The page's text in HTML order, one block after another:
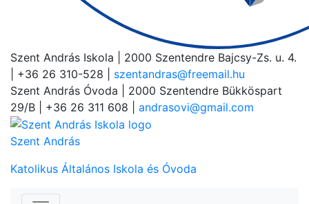
Szent András Iskola | 2000 Szentendre Bajcsy-Zs. u. 4.
| +36 26 310-528 | szentandras@freemail.hu
Szent András Óvoda | 2000 Szentendre Bükköspart
29/B | +36 26 311 608 | andrasovi@gmail.com
Szent András
Katolikus Általános Iskola és Óvoda